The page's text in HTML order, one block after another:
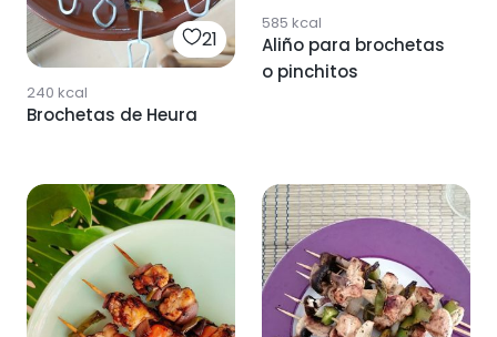
21
240 kcal
Brochetas de Heura
585 kcal
Aliño para brochetas
o pinchitos